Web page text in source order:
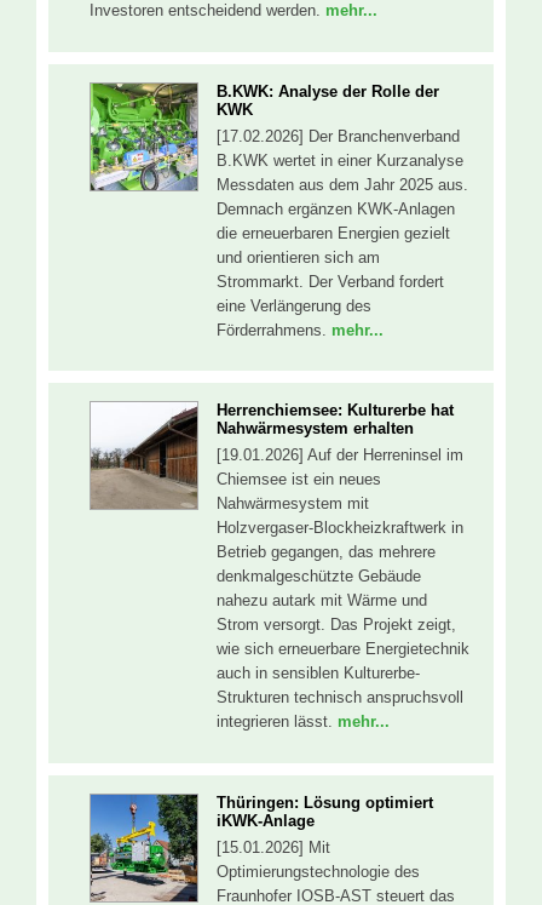
Investoren entscheidend werden. mehr...
B.KWK: Analyse der Rolle der
KWK
[17.02.2026] Der Branchenverband
B.KWK wertet in einer Kurzanalyse
Messdaten aus dem Jahr 2025 aus.
Demnach ergänzen KWK-Anlagen
die erneuerbaren Energien gezielt
und orientieren sich am
Strommarkt. Der Verband fordert
eine Verlängerung des
Förderrahmens. mehr...
Herrenchiemsee: Kulturerbe hat
Nahwärmesystem erhalten
[19.01.2026] Auf der Herreninsel im
Chiemsee ist ein neues
Nahwärmesystem mit
Holzvergaser-Blockheizkraftwerk in
Betrieb gegangen, das mehrere
denkmalgeschützte Gebäude
nahezu autark mit Wärme und
Strom versorgt. Das Projekt zeigt,
wie sich erneuerbare Energietechnik
auch in sensiblen Kulturerbe-
Strukturen technisch anspruchsvoll
integrieren lässt. mehr...
Thüringen: Lösung optimiert
iKWK-Anlage
[15.01.2026] Mit
Optimierungstechnologie des
Fraunhofer IOSB-AST steuert das